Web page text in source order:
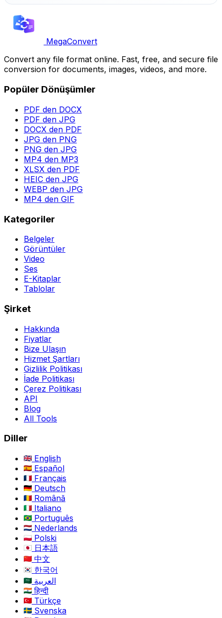
MegaConvert
Convert any file format online. Fast, free, and secure file
conversion for documents, images, videos, and more.
Popüler Dönüşümler
PDF den DOCX
PDF den JPG
DOCX den PDF
JPG den PNG
PNG den JPG
MP4 den MP3
XLSX den PDF
HEIC den JPG
WEBP den JPG
MP4 den GIF
Kategoriler
Belgeler
Görüntüler
Video
Ses
E-Kitaplar
Tablolar
Şirket
Hakkında
Fiyatlar
Bize Ulaşın
Hizmet Şartları
Gizlilik Politikası
İade Politikası
Çerez Politikası
API
Blog
All Tools
Diller
English
Español
Français
Deutsch
Română
Italiano
Português
Nederlands
Polski
日本語
中文
한국어
العربية
हिन्दी
Türkçe
Svenska